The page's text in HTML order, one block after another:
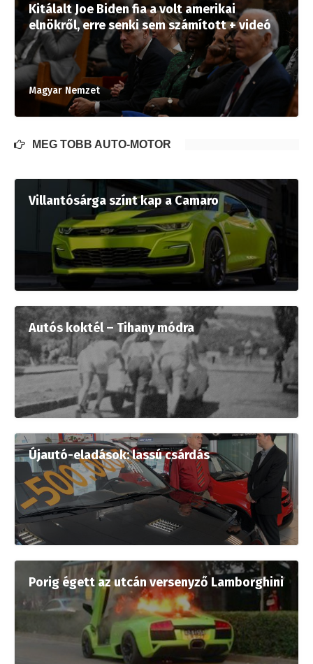
Kitálalt Joe Biden fia a volt amerikai
elnökről, erre senki sem számított + videó
Magyar Nemzet
MÉG TÖBB AUTÓ-MOTOR
Villantósárga színt kap a Camaro
Autós koktél – Tihany módra
Újautó-eladások: lassú csárdás
Porig égett az utcán versenyző Lamborghini